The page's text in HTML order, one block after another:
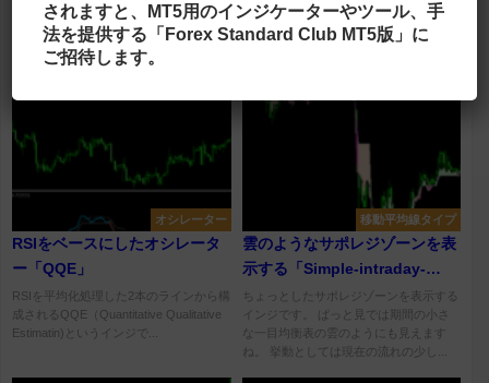
「Mama + fama oscillator」
MAMA（MESA Adaptive Moving
Average）とFAMA（Following Adaptive
Moving Aver...
チャートに年足のローソク足を重ねて表
示するインジです。 MT5で表示できる
オシレーター
RSIをベースにしたオシレータ
ー「QQE」
RSIを平均化処理した2本のラインから構
成されるQQE（Quantitative Qualitative
Estimatin)というインジで...
移動平均線タイプ
雲のようなサポレジゾーンを表
示する「Simple-intraday-
support-resistance」
ちょっとしたサポレジゾーンを表示する
インジです。 ぱっと見では期間の小さ
な一目均衡表の雲のようにも見えます
ね。 挙動としては現在の流れの少し...
されますと、MT5用のインジケーターやツール、手
法を提供する「Forex Standard Club MT5版」に
ご招待します。